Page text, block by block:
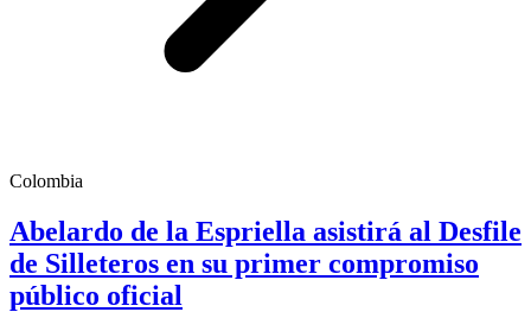
Colombia
Abelardo de la Espriella asistirá al Desfile
de Silleteros en su primer compromiso
público oficial